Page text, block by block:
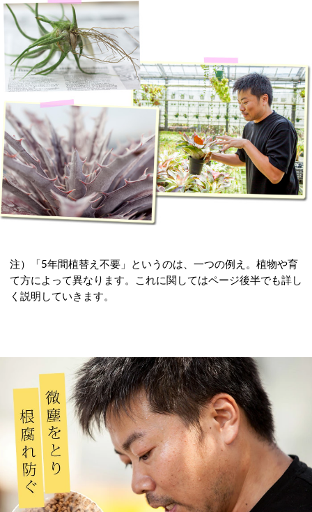
注）「5年間植替え不要」というのは、一つの例え。植物や育
て方によって異なります。これに関してはページ後半でも詳し
く説明していきます。